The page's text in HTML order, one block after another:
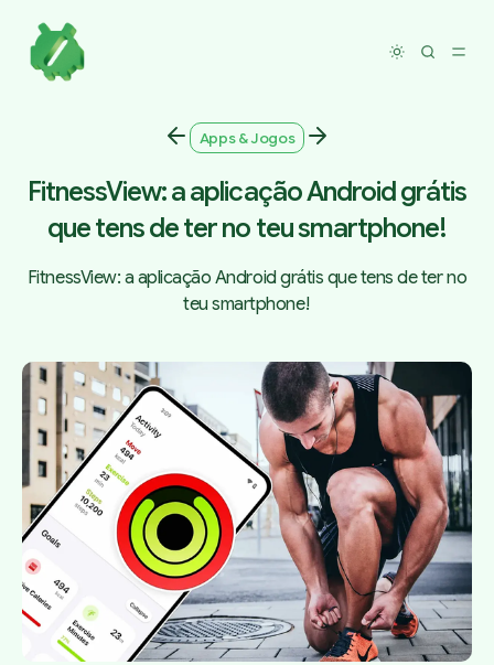
Toggle
Apps & Jogos
FitnessView: a aplicação Android grátis
que tens de ter no teu smartphone!
FitnessView: a aplicação Android grátis que tens de ter no
teu smartphone!